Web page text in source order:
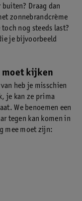
Draag dan
zonnebrandcrème
nog steeds last?
je bijvoorbeeld
moet kijken
heb je misschien
je kan ze prima
We benoemen een
tegen kan komen in
mee moet zijn: